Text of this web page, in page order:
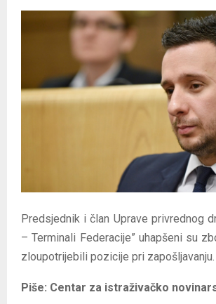
Y
E
Predsjednik i član Uprave privrednog
– Terminali Federacije” uhapšeni su
zloupotrijebili pozicije pri zapošljavanju.
Piše: Centar za istraživačko